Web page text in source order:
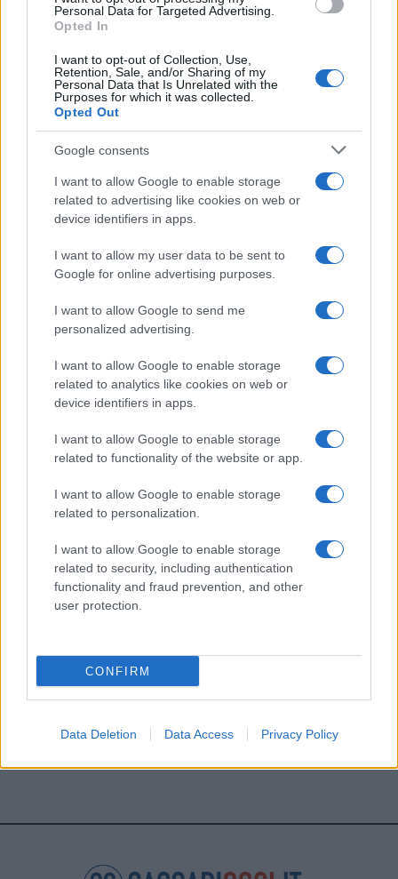
Personal Data for Targeted Advertising.
Opted In
I want to opt-out of Collection, Use,
Retention, Sale, and/or Sharing of my
Personal Data that Is Unrelated with the
Purposes for which it was collected.
Opted Out
Google consents
I want to allow Google to enable storage
related to advertising like cookies on web or
device identifiers in apps.
I want to allow my user data to be sent to
Google for online advertising purposes.
I want to allow Google to send me
personalized advertising.
I want to allow Google to enable storage
related to analytics like cookies on web or
device identifiers in apps.
I want to allow Google to enable storage
related to functionality of the website or app.
I want to allow Google to enable storage
related to personalization.
I want to allow Google to enable storage
related to security, including authentication
functionality and fraud prevention, and other
user protection.
CONFIRM
Data Deletion Data Access Privacy Policy
Giovannimaria Cabras
Invia un Comunicato Stampa|Pubblicità
Vuoi rimanere sempre aggiornato?
email periodiche contenenti le ultime notizie pubblicate
campo obbligatorio
*
Privacy
Utilizziamo Mailchimp come piattaforma di
marketing. Iscrivendoti alla newsletter accetti che le
tue informazioni siano trasferite a Mailchimp per
facendo clic sul collegamento nel piè di pagina delle
nostre e-mail.